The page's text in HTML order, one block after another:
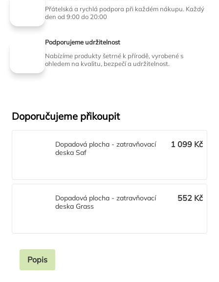
Přátelská a rychlá podpora při každém nákupu. Každý
den od 9:00 do 20:00
Podporujeme udržitelnost
Nabízíme produkty šetrné k přírodě, vyrobené s
ohledem na kvalitu, bezpečí a udržitelnost.
Doporučujeme přikoupit
Dopadová plocha - zatravňovací
deska Saf
1 099 Kč
Dopadová plocha - zatravňovací
deska Grass
552 Kč
Popis